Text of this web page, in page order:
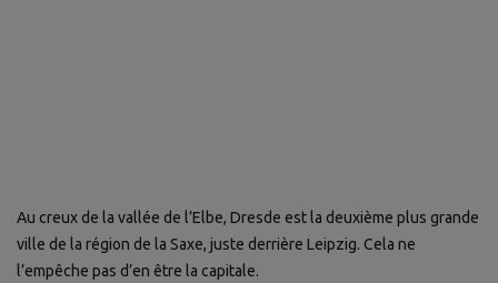
Au creux de la vallée de l’Elbe, Dresde est la deuxième plus grande
ville de la région de la Saxe, juste derrière Leipzig. Cela ne
l’empêche pas d’en être la capitale.